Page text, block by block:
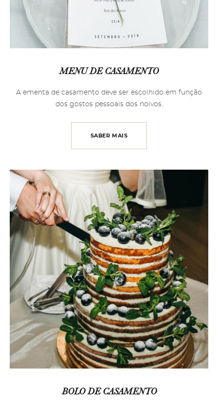
MENU DE CASAMENTO
A ementa de casamento deve ser escolhido em função
dos gostos pessoais dos noivos.
SABER MAIS
BOLO DE CASAMENTO